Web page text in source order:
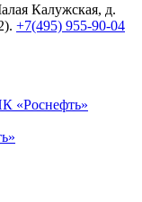
Калужская, д.
+7(495) 955-90-04
«Роснефть»